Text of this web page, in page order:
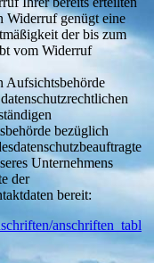
Widerruf genügt eine
der bis zum
vom Widerruf
Aufsichtsbehörde
bezüglich
Unternehmens
der
bereit:
anschriften_tabl